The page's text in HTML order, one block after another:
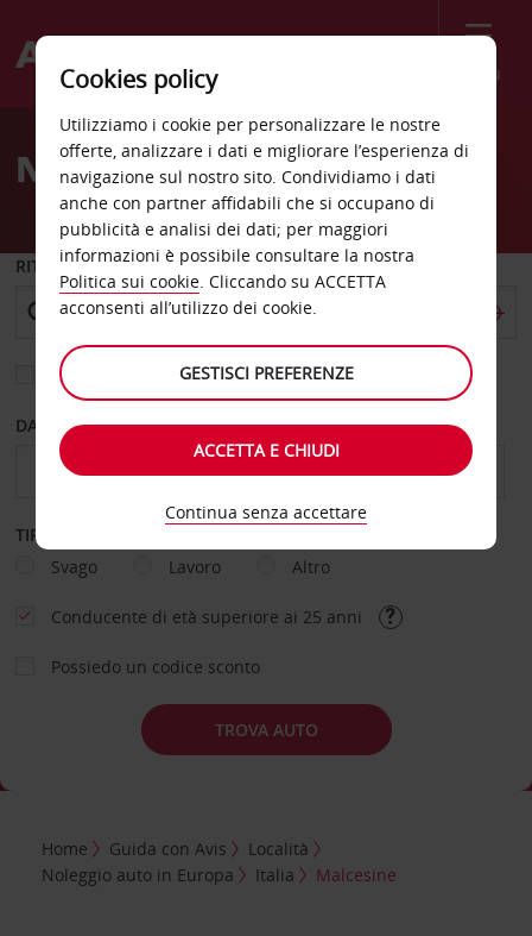
Menù
Welcome
AvisNoleggio auto Malcesine
RITIRO DA
Scegli una località di riconsegna diversa
DAL GIORNO AL GIORNO
TIPOLOGIA DI NOLEGGIO
Svago
Lavoro Altro
Conducente di età superiore ai 25 anni
Possiedo un codice sconto
TROVA AUTO
Home Guida con Avis
Località
Noleggio auto in Europa
Italia Malcesine
Cookies policy
Utilizziamo i cookie per personalizzare le nostre
offerte, analizzare i dati e migliorare l’esperienza di
navigazione sul nostro sito. Condividiamo i dati
anche con partner affidabili che si occupano di
pubblicità e analisi dei dati; per maggiori
informazioni è possibile consultare la nostra
Politica sui cookie. Cliccando su ACCETTA
acconsenti all’utilizzo dei cookie.
GESTISCI PREFERENZE
ACCETTA E CHIUDI
Continua senza accettare